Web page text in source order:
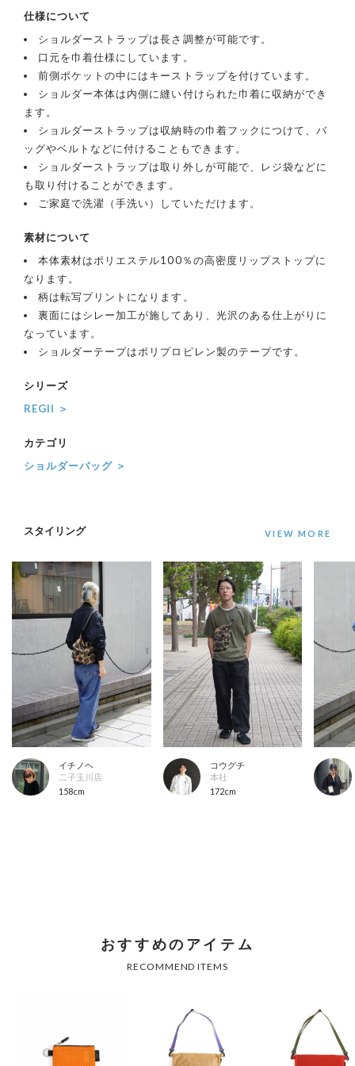
仕様について
ショルダーストラップは長さ調整が可能です。
口元を巾着仕様にしています。
前側ポケットの中にはキーストラップを付けています。
ショルダー本体は内側に縫い付けられた巾着に収納ができ
ます。
ショルダーストラップは収納時の巾着フックにつけて、バ
ッグやベルトなどに付けることもできます。
ショルダーストラップは取り外しが可能で、レジ袋などに
も取り付けることができます。
ご家庭で洗濯（手洗い）していただけます。
素材について
本体素材はポリエステル100％の高密度リップストップに
なります。
柄は転写プリントになります。
裏面にはシレー加工が施してあり、光沢のある仕上がりに
なっています。
ショルダーテープはポリプロピレン製のテープです。
シリーズ
REGII ＞
カテゴリ
ショルダーバッグ ＞
スタイリング
イチノヘ
二子玉川店
158cm
コウグチ
本社
172cm